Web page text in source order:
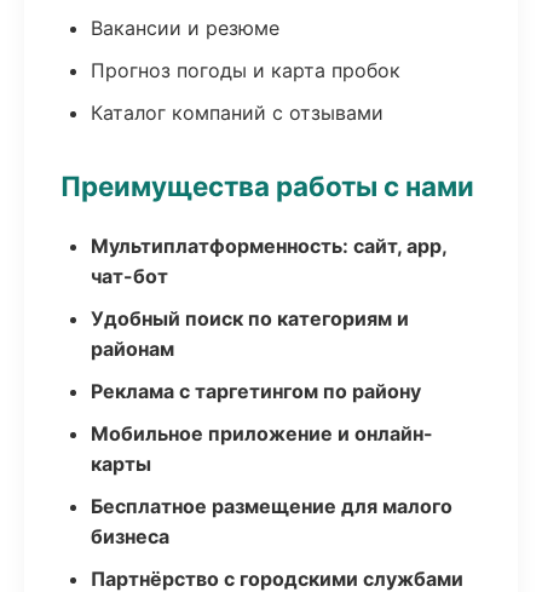
Вакансии и резюме
Прогноз погоды и карта пробок
Каталог компаний с отзывами
Преимущества работы с нами
Мультиплатформенность: сайт, app,
чат-бот
Удобный поиск по категориям и
районам
Реклама с таргетингом по району
Мобильное приложение и онлайн-
карты
Бесплатное размещение для малого
бизнеса
Партнёрство с городскими службами